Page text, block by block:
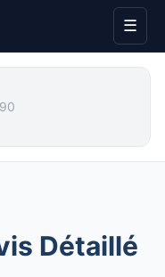
☰
90
Détaillé